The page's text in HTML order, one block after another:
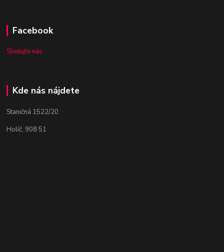
Facebook
Sledujte nás
Kde nás nájdete
Staničná 1522/20
Holíč, 908 51